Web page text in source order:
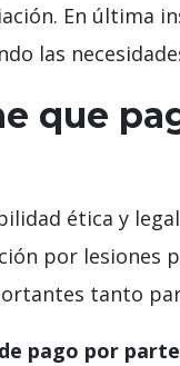
En última
las
que
ética y
por lesiones
tanto
pago por